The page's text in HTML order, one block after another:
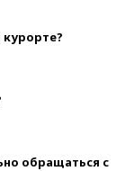
обращаться с